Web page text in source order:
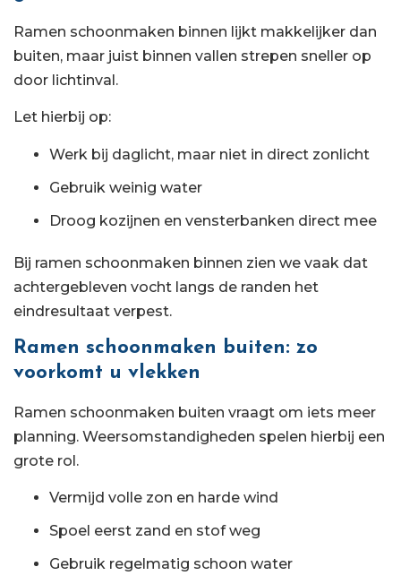
Ramen schoonmaken binnen lijkt makkelijker dan
buiten, maar juist binnen vallen strepen sneller op
door lichtinval.
Let hierbij op:
Werk bij daglicht, maar niet in direct zonlicht
Gebruik weinig water
Droog kozijnen en vensterbanken direct mee
Bij ramen schoonmaken binnen zien we vaak dat
achtergebleven vocht langs de randen het
eindresultaat verpest.
Ramen schoonmaken buiten: zo
voorkomt u vlekken
Ramen schoonmaken buiten vraagt om iets meer
planning. Weersomstandigheden spelen hierbij een
grote rol.
Vermijd volle zon en harde wind
Spoel eerst zand en stof weg
Gebruik regelmatig schoon water